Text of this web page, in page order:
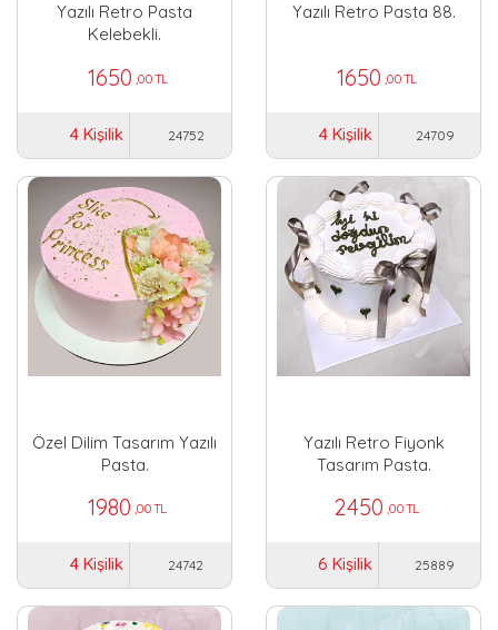
Yazılı Retro Pasta
Kelebekli.
1650 ,00 TL
4 Kişilik 24752
Yazılı Retro Pasta 88.
1650 ,00 TL
4 Kişilik 24709
Özel Dilim Tasarım Yazılı
Pasta.
1980 ,00 TL
4 Kişilik 24742
Yazılı Retro Fiyonk
Tasarım Pasta.
2450 ,00 TL
6 Kişilik 25889